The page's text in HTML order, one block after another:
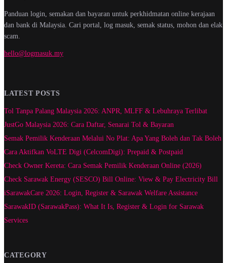
Panduan login, semakan dan bayaran untuk perkhidmatan online kerajaan
dan bank di Malaysia. Cari portal, log masuk, semak status, mohon dan elak
scam.
hello@logmasuk.my
LATEST POSTS
Tol Tanpa Palang Malaysia 2026: ANPR, MLFF & Lebuhraya Terlibat
JustGo Malaysia 2026: Cara Daftar, Senarai Tol & Bayaran
Semak Pemilik Kenderaan Melalui No Plat: Apa Yang Boleh dan Tak Boleh
Cara Aktifkan VoLTE Digi (CelcomDigi): Prepaid & Postpaid
Check Owner Kereta: Cara Semak Pemilik Kenderaan Online (2026)
Check Sarawak Energy (SESCO) Bill Online: View & Pay Electricity Bill
iSarawakCare 2026: Login, Register & Sarawak Welfare Assistance
SarawakID (SarawakPass): What It Is, Register & Login for Sarawak
Services
CATEGORY